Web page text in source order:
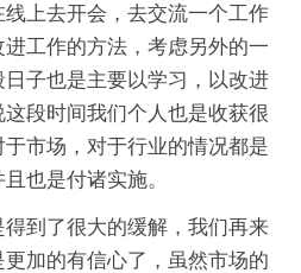
上去开会，去交流一个工作
工作的方法，考虑另外的一
子也是主要以学习，以改进
段时间我们个人也是收获很
市场，对于行业的情况都是
也是付诸实施。
到了很大的缓解，我们再来
加的有信心了，虽然市场的